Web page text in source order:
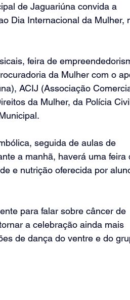
de Jaguariúna convida a
Dia Internacional da Mulher,
feira de
da Mulher com o
ACIJ (Associação
da Mulher, da Polícia
seguida de aulas de
a manhã, haverá uma feira
e nutrição oferecida por
para falar sobre câncer de
a celebração ainda mais
de dança do ventre e do